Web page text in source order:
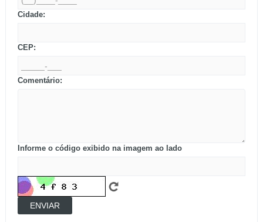
Cidade:
CEP:
Comentário:
Informe o código exibido na imagem ao lado
ENVIAR